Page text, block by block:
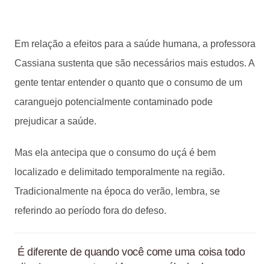
Em relação a efeitos para a saúde humana, a professora
Cassiana sustenta que são necessários mais estudos. A
gente tentar entender o quanto que o consumo de um
caranguejo potencialmente contaminado pode
prejudicar a saúde.
Mas ela antecipa que o consumo do uçá é bem
localizado e delimitado temporalmente na região.
Tradicionalmente na época do verão, lembra, se
referindo ao período fora do defeso.
É diferente de quando você come uma coisa todo